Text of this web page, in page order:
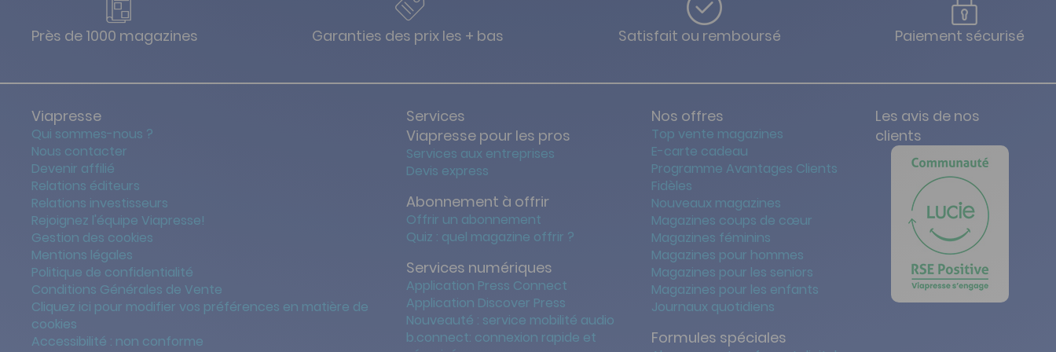
Près de 1000 magazines Garanties des prix les + bas Satisfait ou remboursé Paiement sécurisé
Viapresse
Qui sommes-nous ?
Nous contacter
Devenir affilié
Relations éditeurs
Relations investisseurs
Rejoignez l'équipe Viapresse!
Gestion des cookies
Mentions légales
Politique de confidentialité
Conditions Générales de Vente
Cliquez ici pour modifier vos préférences en matière de
cookies
Accessibilité : non conforme
Services
Viapresse pour les pros
Services aux entreprises
Devis express
Abonnement à offrir
Offrir un abonnement
Quiz : quel magazine offrir ?
Services numériques
Application Press Connect
Application Discover Press
Nouveauté : service mobilité audio
b.connect: connexion rapide et
Nos offres
Top vente magazines
E-carte cadeau
Programme Avantages Clients
Fidèles
Nouveaux magazines
Magazines coups de cœur
Magazines féminins
Magazines pour hommes
Magazines pour les seniors
Magazines pour les enfants
Journaux quotidiens
Formules spéciales
Les avis de nos
clients